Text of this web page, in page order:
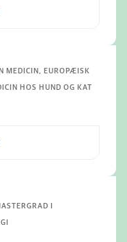
MEDICIN, EUROPÆISK
HOS HUND OG KAT
I